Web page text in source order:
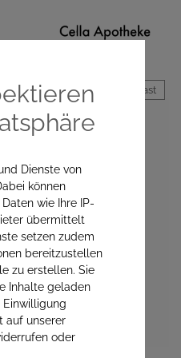
Hoher Kontrast
Dienste von
können
wie Ihre IP-
übermittelt
setzen zudem
bereitzustellen
zu erstellen. Sie
Inhalte geladen
Einwilligung
auf unserer
oder